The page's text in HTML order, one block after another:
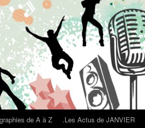
de A à Z .Les Actus de JANVIER